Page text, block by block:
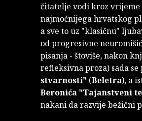
čitatelje vodi kroz
najmoćnijega hrvatskog
a sve to uz "klasičnu"
od progresivne
pisanja - štoviše, nakon
refleksivna proza) sada
stvarnosti" (Beletra), a
Beronića "Tajanstveni
nakani da razvije bežični